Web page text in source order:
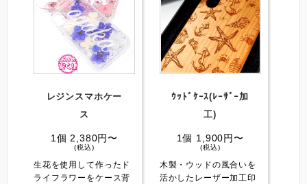
レジンスマホケー
ス️
1個 2,380円〜
(税込)
生花を使用して作ったド
ライフラワーをケース背
ｳｯﾄﾞｹｰｽ️(ﾚｰｻﾞｰ加
工)
1個 1,900円〜
(税込)
木製・ウッドの風合いを
活かしたレーザー加工印